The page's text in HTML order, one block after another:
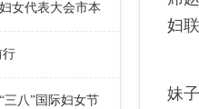
女代表大会市本
行
三八”国际妇女节
妇
妹